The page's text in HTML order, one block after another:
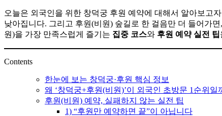
활,
WeBring
제
공
오늘은 외국인을 위한 창덕궁 후원 예약에 대해서 알아보고
낮아집니다. 그리고 후원(비원) 숲길로 한 걸음만 더 들어가
원)을 가장 만족스럽게 즐기는 집중 코스와 후원 예약 실전 팁
Contents
한눈에 보는 창덕궁·후원 핵심 정보
왜 ‘창덕궁+후원(비원)’이 외국인 초방문 1순위일
후원(비원) 예약, 실패하지 않는 실전 팁
1) “후원만 예약하면 끝”이 아닙니다